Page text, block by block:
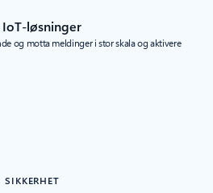
løsninger
og motta meldinger i stor skala og aktivere
SIKKERHET